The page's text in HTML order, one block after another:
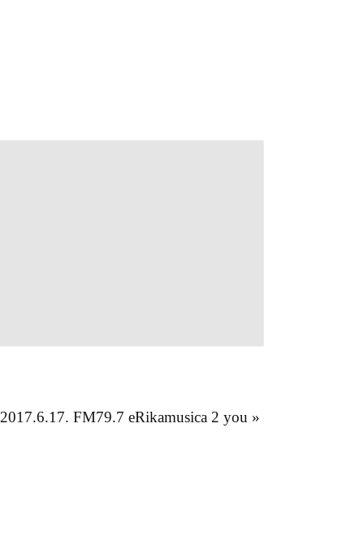
2017.6.17. FM79.7 eRikamusica 2 you »